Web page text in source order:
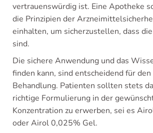
vertrauenswürdig ist. Eine Apotheke
die Prinzipien der
einhalten, um sicherzustellen, dass
sind.
Die sichere Anwendung und das
finden kann, sind entscheidend für
Behandlung. Patienten sollten stets
richtige Formulierung in der
Konzentration zu erwerben, sei es
oder Airol 0,025% Gel.